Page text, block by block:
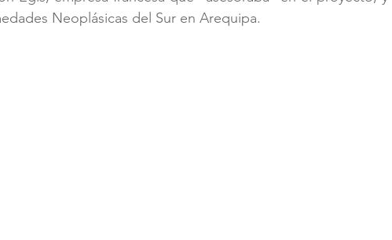
Neoplásicas del Sur en Arequipa.